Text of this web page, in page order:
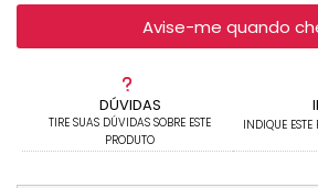
DÚVIDAS
TIRE SUAS DÚVIDAS SOBRE ESTE
PRODUTO
INDIQUE
Avise-me quando